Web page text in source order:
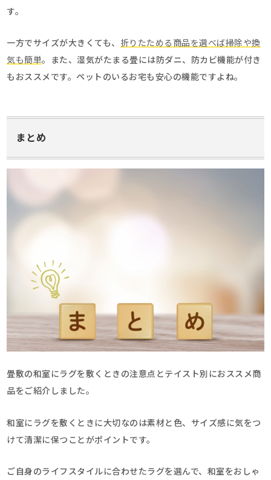
す。
一方でサイズが大きくても、 折りたためる商品を選べば掃除や換
気も簡単。また、湿気がたまる畳には防ダニ、防カビ機能が付き
もおススメです。ペットのいるお宅も安心の機能ですよね。
まとめ
畳敷の和室にラグを敷くときの注意点とテイスト別におススメ商
品をご紹介しました。
和室にラグを敷くときに大切なのは素材と色、サイズ感に気をつ
けて清潔に保つことがポイントです。
ご自身のライフスタイルに合わせたラグを選んで、和室をおしゃ